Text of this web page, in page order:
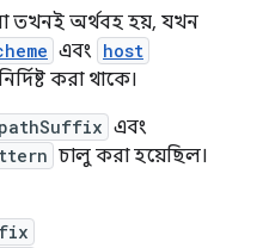
তখনই অর্থবহ হয়, যখন
এবং host
করা থাকে।
pathSuffix এবং
চালু করা হয়েছিল।